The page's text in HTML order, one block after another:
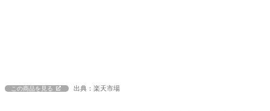
この商品を見る 出典：楽天市場